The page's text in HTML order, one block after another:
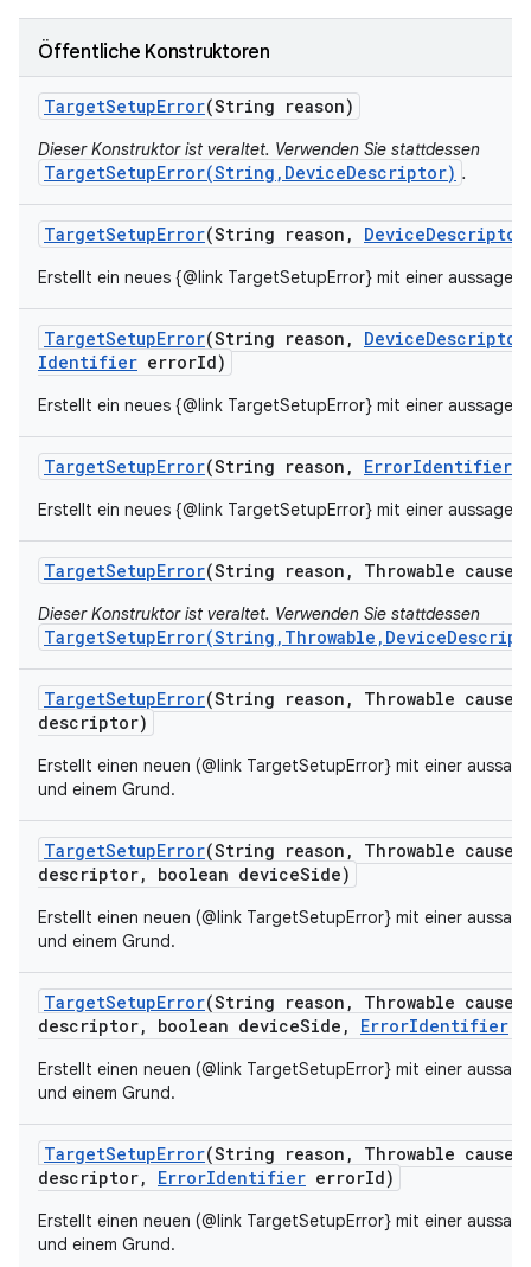
Öffentliche Konstruktoren
TargetSetupError(String reason)
Dieser Konstruktor ist veraltet. Verwenden Sie stattdessen
TargetSetupError(String,DeviceDescriptor) .
TargetSetupError(String reason , DeviceDescriptor
Erstellt ein neues {@link TargetSetupError} mit einer
TargetSetupError(String reason , DeviceDescriptor
Identifier errorId)
Erstellt ein neues {@link TargetSetupError} mit einer
TargetSetupError(String reason , ErrorIdentifier
Erstellt ein neues {@link TargetSetupError} mit einer
TargetSetupError(String reason , Throwable cause)
Dieser Konstruktor ist veraltet. Verwenden Sie stattdessen
TargetSetupError(String reason , Throwable cause
descriptor)
Erstellt einen neuen (@link TargetSetupError} mit einer
und einem Grund.
TargetSetupError(String reason , Throwable cause
descriptor, boolean deviceSide)
Erstellt einen neuen (@link TargetSetupError} mit einer
und einem Grund.
TargetSetupError(String reason , Throwable cause
descriptor, boolean deviceSide , ErrorIdentifier
Erstellt einen neuen (@link TargetSetupError} mit einer
und einem Grund.
TargetSetupError(String reason , Throwable cause
descriptor, ErrorIdentifier errorId)
Erstellt einen neuen (@link TargetSetupError} mit einer
und einem Grund.